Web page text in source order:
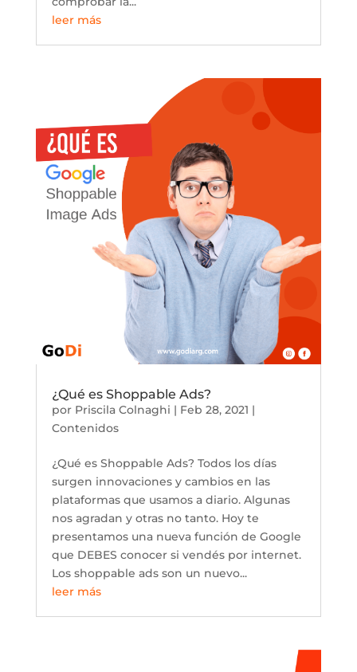
leer más
¿Qué es Shoppable Ads?
por Priscila Colnaghi | Feb 28, 2021 |
Contenidos
¿Qué es Shoppable Ads? Todos los días
surgen innovaciones y cambios en las
plataformas que usamos a diario. Algunas
nos agradan y otras no tanto. Hoy te
presentamos una nueva función de Google
que DEBES conocer si vendés por internet.
Los shoppable ads son un nuevo...
leer más